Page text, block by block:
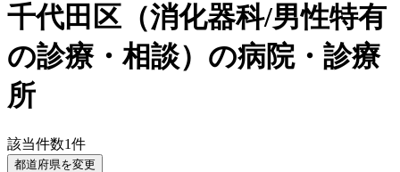
千代田区 （消化器科/男性特有
の診療・相談） の病院・診療
所
該当件数1件
都道府県を変更